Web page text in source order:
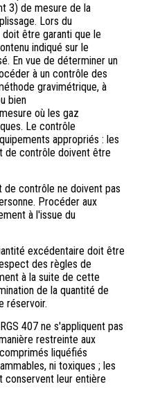
3) de mesure de la
Lors du
être garanti que le
indiqué sur le
En vue de déterminer un
à un contrôle des
gravimétrique, à
bien
où les gaz
Le contrôle
appropriés : les
de contrôle doivent être
de contrôle ne doivent pas
Procéder aux
à l'issue du
excédentaire doit être
des règles de
à la suite de cette
de la quantité de
réservoir.
407 ne s'appliquent pas
restreinte aux
liquéfiés
ni toxiques ; les
conservent leur entière